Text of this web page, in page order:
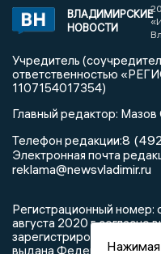
ВЛАДИМИРСКИЕ
НОВОСТИ
Учредитель
ответственностью
1107154017354)
Главный редактор: Мазов
Телефон редакции:8
Электронная почта
reklama@newsvladimir.ru
Регистрационный
августа 2020 г. согласно
зарегистрированных
выдана ФедеральнойНажимая